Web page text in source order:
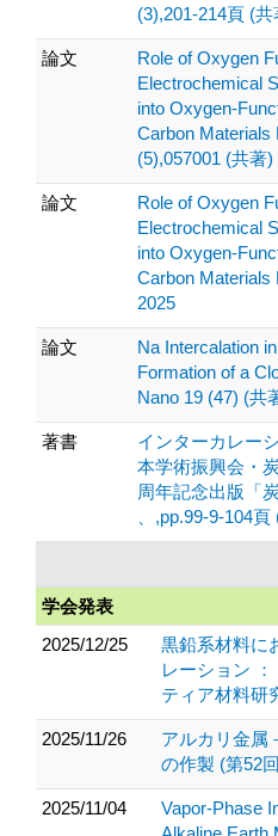
(3),201-214頁 (
論文
Role of Oxygen
Electrochemical
into Oxygen-
Carbon
(5),057001 (共著)
論文
Role of Oxygen
Electrochemical
into Oxygen-
Carbon
2025
論文
Na Intercalation
Formation of a
Nano 19 (47) (共
著書
インターカレー
本学術振興会・
周年記念出版「
、,pp.99-9-104
学会発表
2025/12/25
黒鉛系材料に
レーション
ティア材料研
2025/11/26
アルカリ金属
の作製 (第52
2025/11/04
Vapor-Phase